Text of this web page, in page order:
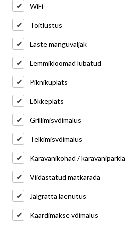
WiFi
Toitlustus
Laste mänguväljak
Lemmikloomad lubatud
Piknikuplats
Lõkkeplats
Grillimisvõimalus
Telkimisvõimalus
Karavanikohad / karavaniparkla
Viidastatud matkarada
Jalgratta laenutus
Kaardimakse võimalus